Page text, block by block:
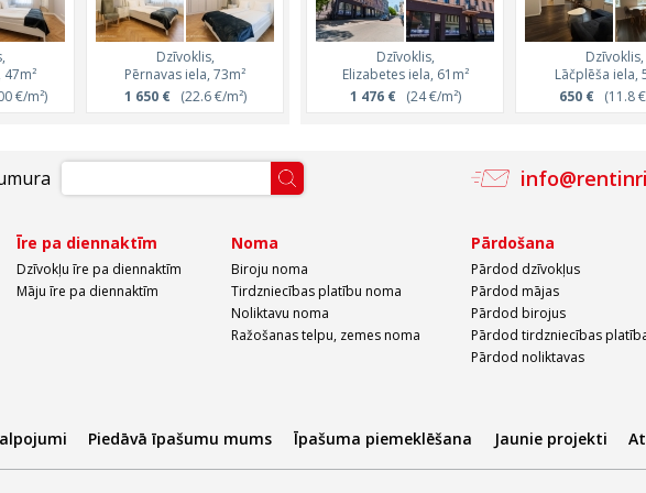
€/m²)
Dzīvoklis,
Pērnavas iela, 73m²
1 650 €(22.6 €/m²)
Dzīvoklis,
Pērnavas iela, 54m²
158 630 € (2900 €/m²)
Dzīvoklis,
Pērnavas iela,
339 300 €(2900
Dzīvoklis,
Elizabetes iela, 61m²
1 476 €(24 €/m²)
Dzīvoklis,
Lāčplēša iela,
650 €(11.8
Īre pa diennaktīm
Dzīvokļu īre pa diennaktīm
Māju īre pa diennaktīm
Noma
Biroju noma
Tirdzniecības platību noma
Noliktavu noma
Ražošanas telpu, zemes noma
Pārdošana
Pārdod dzīvokļus
Pārdod mājas
Pārdod birojus
Pārdod tirdzniecības
Pārdod noliktavas
Piedāvā īpašumu mums Īpašuma piemeklēšana Jaunie projekti